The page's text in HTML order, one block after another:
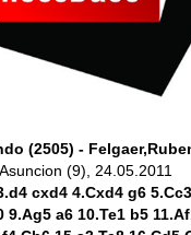
(2505) -
(9), 24.05.2011
cxd4 4.Cxd4 g6
9.Ag5 a6 10.Te1 b5